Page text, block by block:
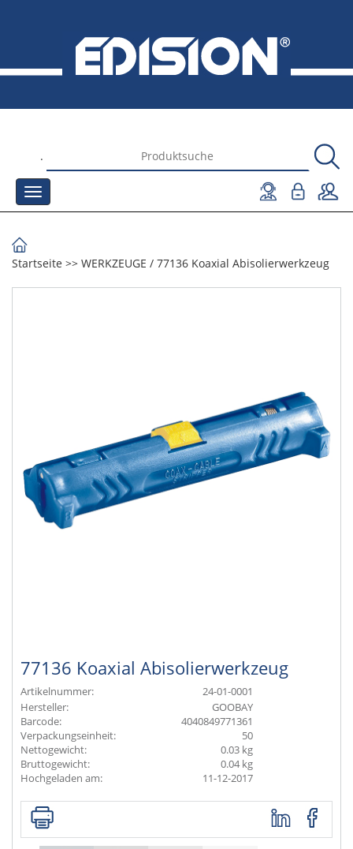
.
Startseite >> WERKZEUGE / 77136 Koaxial Abisolierwerkzeug
77136 Koaxial Abisolierwerkzeug
Artikelnummer:
24-01-0001
Hersteller:
GOOBAY
Barcode:
4040849771361
Verpackungseinheit:
50
Nettogewicht:
0.03 kg
Bruttogewicht:
0.04 kg
Hochgeladen am:
11-12-2017